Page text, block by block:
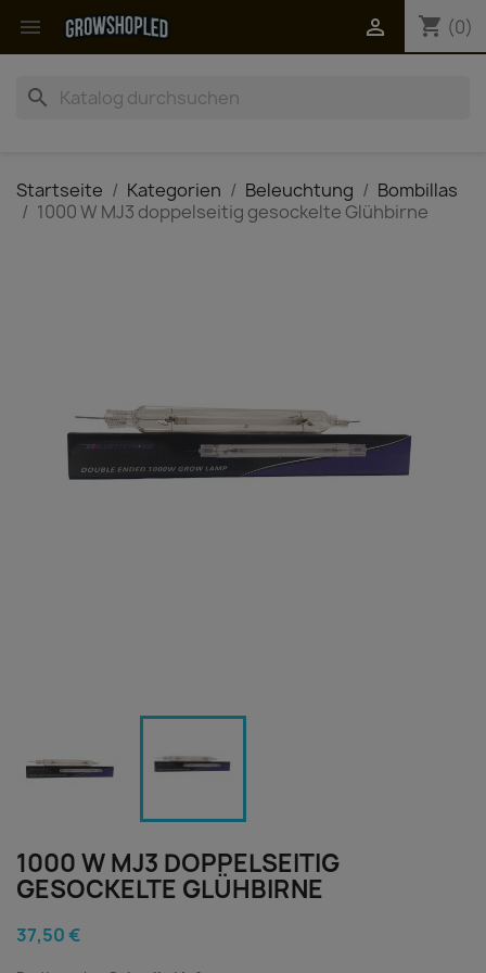
 shopping_cart (0)

search
Startseite Kategorien Beleuchtung
Bombillas
1000 W MJ3 doppelseitig gesockelte Glühbirne
1000 W MJ3 DOPPELSEITIG
GESOCKELTE GLÜHBIRNE
37,50 €